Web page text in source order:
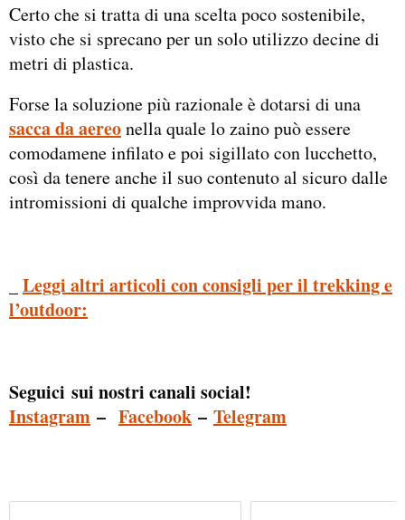
Certo che si tratta di una scelta poco sostenibile,
visto che si sprecano per un solo utilizzo decine di
metri di plastica.
Forse la soluzione più razionale è dotarsi di una
sacca da aereonella quale lo zaino può essere
comodamene infilato e poi sigillato con lucchetto,
così da tenere anche il suo contenuto al sicuro dalle
intromissioni di qualche improvvida mano.
Leggi altri articoli con consigli per il trekking e
l’outdoor:
Seguici sui nostri canali social!
Instagram – Facebook – Telegram